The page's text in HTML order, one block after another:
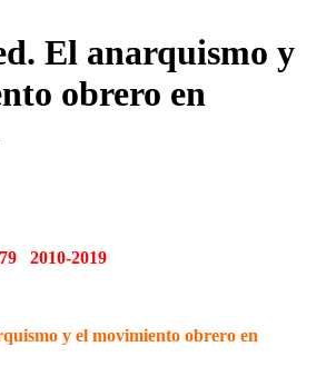
El anarquismo y
obrero en
2010-2019
y el movimiento obrero en